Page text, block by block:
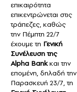
επικαιρότητα
επικεντρώνεται στις
τράπεζες, καθώς
την Πέμπτη 22/7
έχουμε τη Γενική
Συνέλευση της
Αlpha Bankκαι την
επομένη, δηλαδή την
Παρασκευή 23/7, τη